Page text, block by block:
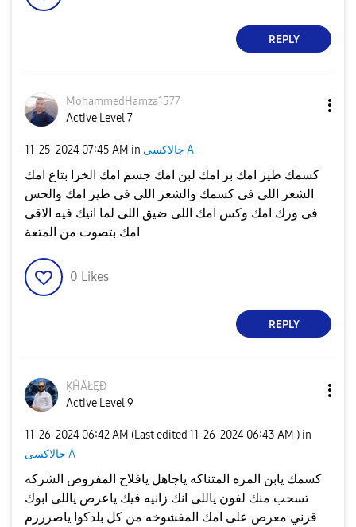
REPLY
MohammedHamza1577
Active Level 7
‎11-25-2024 07:45 AM in جالاكسى A
كسمك طيز امك بز امك لبن امك جسم امك الخرا بتاع امك
الشعر اللى فى كسمك والشعر اللى فى طيز امك والحس
فى ورك امك وكس امك اللى ضيق اللى لما انيك فيه الاقى
امك بتصوت من المتعة
0 Likes
REPLY
ĶĤÃŁĘÐ
Active Level 9
‎11-26-2024 06:42 AM (Last edited ‎11-26-2024 06:43 AM ) in
جالاكسى A
كسمك يابن المره المتناكه ياجاهل يافلاح المفروض الشركه
تسحب منك لفون ياللى انك زانيه فيك ياعرص ياللى ابوك
قرني معرص على امك المفشوخه من كل بلدكوا ياصرررم